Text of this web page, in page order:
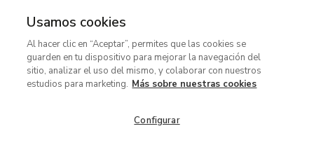
MENÚ
contenido
principal
Rogier van der Weyden
Usamos cookies
Al hacer clic en “Aceptar”, permites que las cookies se
guarden en tu dispositivo para mejorar la navegación del
sitio, analizar el uso del mismo, y colaborar con nuestros
estudios para marketing. Más sobre nuestras cookies
Configurar